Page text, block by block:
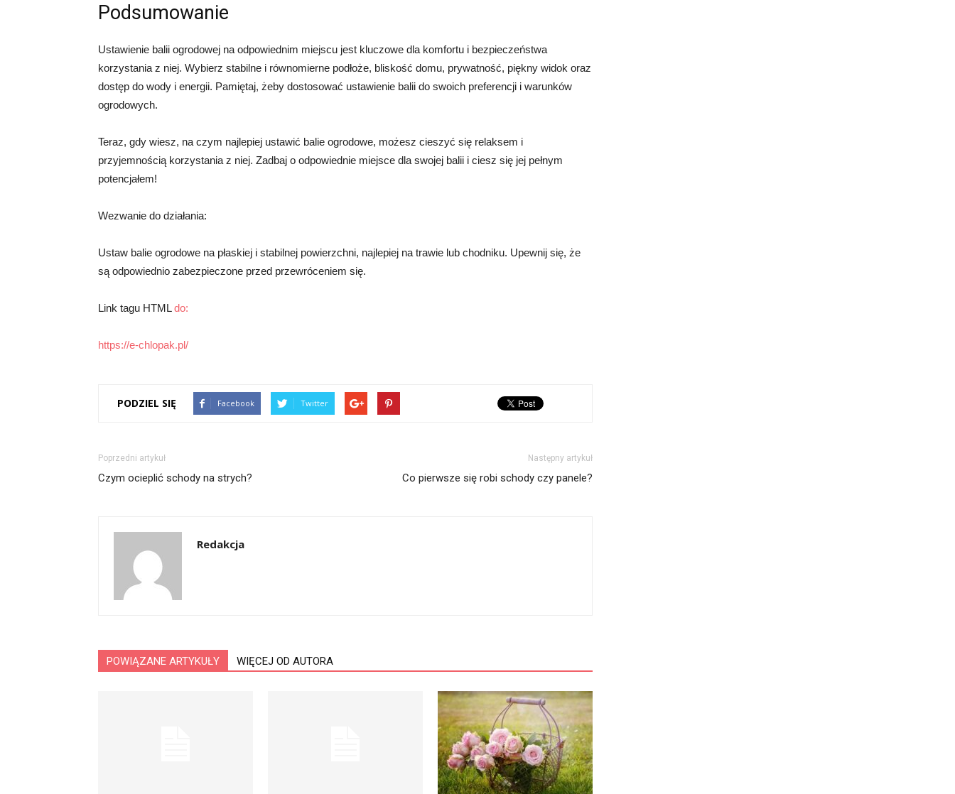
Podsumowanie
Ustawienie balii ogrodowej na odpowiednim miejscu jest kluczowe dla komfortu i bezpieczeństwa
korzystania z niej. Wybierz stabilne i równomierne podłoże, bliskość domu, prywatność, piękny widok oraz
dostęp do wody i energii. Pamiętaj, żeby dostosować ustawienie balii do swoich preferencji i warunków
ogrodowych.
Teraz, gdy wiesz, na czym najlepiej ustawić balie ogrodowe, możesz cieszyć się relaksem i
przyjemnością korzystania z niej. Zadbaj o odpowiednie miejsce dla swojej balii i ciesz się jej pełnym
potencjałem!
Wezwanie do działania:
Ustaw balie ogrodowe na płaskiej i stabilnej powierzchni, najlepiej na trawie lub chodniku. Upewnij się, że
są odpowiednio zabezpieczone przed przewróceniem się.
Link tagu HTMLdo:
https://e-chlopak.pl/
PODZIEL SIĘ Facebook Twitter
Poprzedni artykuł
Czym ocieplić schody na strych?
Następny artykuł
Co pierwsze się robi schody czy panele?
Redakcja
POWIĄZANE ARTYKUŁY WIĘCEJ OD AUTORA